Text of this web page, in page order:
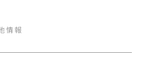
情報